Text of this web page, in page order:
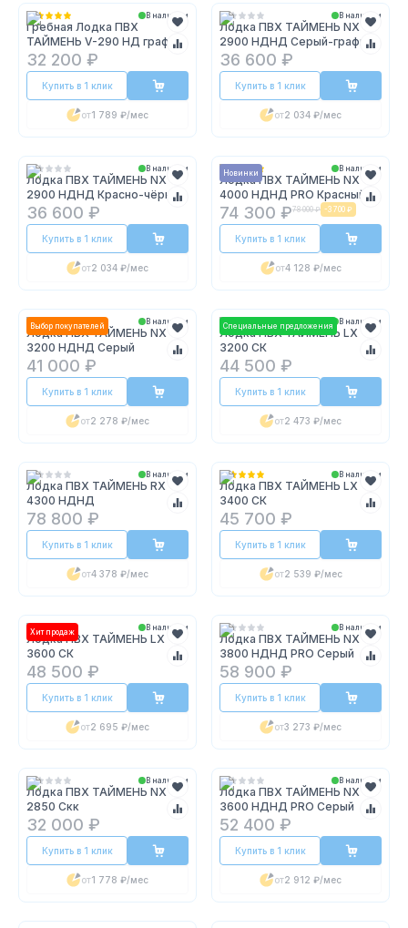
В наличии
Гребная Лодка ПВХ
ТАЙМЕНЬ V-290 НД графит
32 200 ₽
Купить в 1 клик
от1 789 ₽/мес
В наличии
Лодка ПВХ ТАЙМЕНЬ NX
2900 НДНД Серый-графит
36 600 ₽
Купить в 1 клик
от2 034 ₽/мес
В наличии
Лодка ПВХ ТАЙМЕНЬ NX
2900 НДНД Красно-чёрный
36 600 ₽
Купить в 1 клик
от2 034 ₽/мес
Новинки В наличии
Лодка ПВХ ТАЙМЕНЬ NX
4000 НДНД PRO Красный
74 300 ₽78 000 ₽ -3 700 ₽
Купить в 1 клик
от4 128 ₽/мес
Выбор покупателей В наличии
Лодка ПВХ ТАЙМЕНЬ NX
3200 НДНД Серый
41 000 ₽
Купить в 1 клик
от2 278 ₽/мес
Специальные предложения В наличии
Лодка ПВХ ТАЙМЕНЬ LX
3200 СК
44 500 ₽
Купить в 1 клик
от2 473 ₽/мес
В наличии
Лодка ПВХ ТАЙМЕНЬ RX
4300 НДНД
78 800 ₽
Купить в 1 клик
от4 378 ₽/мес
В наличии
Лодка ПВХ ТАЙМЕНЬ LX
3400 СК
45 700 ₽
Купить в 1 клик
от2 539 ₽/мес
Хит продаж В наличии
Лодка ПВХ ТАЙМЕНЬ LX
3600 СК
48 500 ₽
Купить в 1 клик
от2 695 ₽/мес
В наличии
Лодка ПВХ ТАЙМЕНЬ NX
3800 НДНД PRO Серый
58 900 ₽
Купить в 1 клик
от3 273 ₽/мес
В наличии
Лодка ПВХ ТАЙМЕНЬ NX
2850 Скк
32 000 ₽
Купить в 1 клик
от1 778 ₽/мес
В наличии
Лодка ПВХ ТАЙМЕНЬ NX
3600 НДНД PRO Серый
52 400 ₽
Купить в 1 клик
от2 912 ₽/мес